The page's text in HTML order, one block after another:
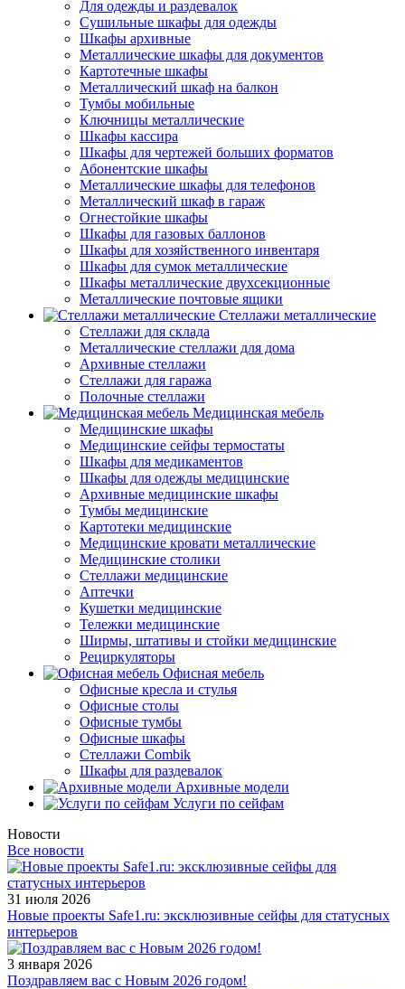
Для одежды и раздевалок
Сушильные шкафы для одежды
Шкафы архивные
Металлические шкафы для документов
Картотечные шкафы
Металлический шкаф на балкон
Тумбы мобильные
Ключницы металлические
Шкафы кассира
Шкафы для чертежей больших форматов
Абонентские шкафы
Металлические шкафы для телефонов
Металлический шкаф в гараж
Огнестойкие шкафы
Шкафы для газовых баллонов
Шкафы для хозяйственного инвентаря
Шкафы для сумок металлические
Шкафы металлические двухсекционные
Металлические почтовые ящики
Стеллажи металлические
Стеллажи для склада
Металлические стеллажи для дома
Архивные стеллажи
Стеллажи для гаража
Полочные стеллажи
Медицинская мебель
Медицинские шкафы
Медицинские сейфы термостаты
Шкафы для медикаментов
Шкафы для одежды медицинские
Архивные медицинские шкафы
Тумбы медицинские
Картотеки медицинские
Медицинские кровати металлические
Медицинские столики
Стеллажи медицинские
Аптечки
Кушетки медицинские
Тележки медицинские
Ширмы, штативы и стойки медицинские
Рециркуляторы
Офисная мебель
Офисные кресла и стулья
Офисные столы
Офисные тумбы
Офисные шкафы
Стеллажи Combik
Шкафы для раздевалок
Архивные модели
Услуги по сейфам
Новости
Все новости
31 июля 2026
Новые проекты Safe1.ru: эксклюзивные сейфы для статусных
интерьеров
3 января 2026
Поздравляем вас с Новым 2026 годом!